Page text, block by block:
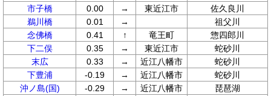
市子橋
0.00 → 東近江市
佐久良川
鵜川橋
0.01 →
祖父川
念佛橋
0.41 ↑ 竜王町
惣四郎川
下二俣
0.35 → 東近江市
蛇砂川
末広
0.33 → 近江八幡市
蛇砂川
下豊浦
-0.19 → 近江八幡市
蛇砂川
沖ノ島(国)
-0.29 → 近江八幡市
琵琶湖